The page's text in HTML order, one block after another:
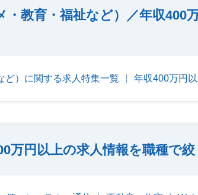
教育・福祉など）／年収400
ど）に関する求人特集一覧 年収400万円
万円以上の求人情報を職種で